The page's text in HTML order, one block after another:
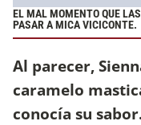
EL MAL MOMENTO QUE
PASAR A MICA VICICONTE.
Al parecer,
caramelo
conocía su